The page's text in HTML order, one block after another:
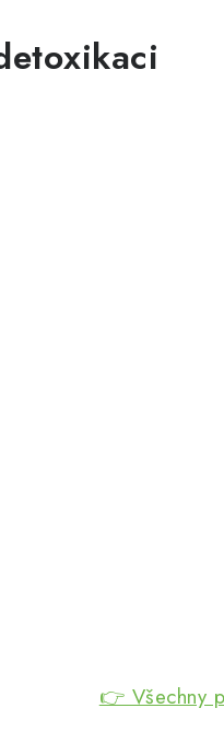
👉 Všechny